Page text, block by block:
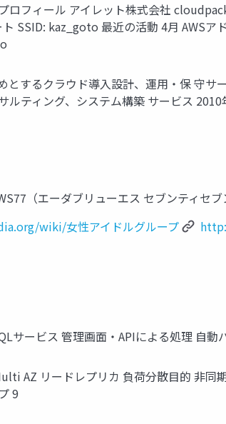
ロフィール アイレット株式会社
SSID: kaz_goto 最近の活動 4月 AWS
とするクラウド導入設計、運用・保 守
ルティング、システム構築 サービス
（エーダブリューエス セブンティセ
wiki/女性アイドルグループ
サービス 管理画面・APIによる処理 自
AZ リードレプリカ 負荷分散目的 非
9